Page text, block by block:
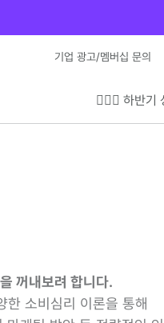
기업 광고/멤버십 문의
💁🏻‍♂️ 하반
꺼내보려 합니다.
한 소비심리 이론을 통해